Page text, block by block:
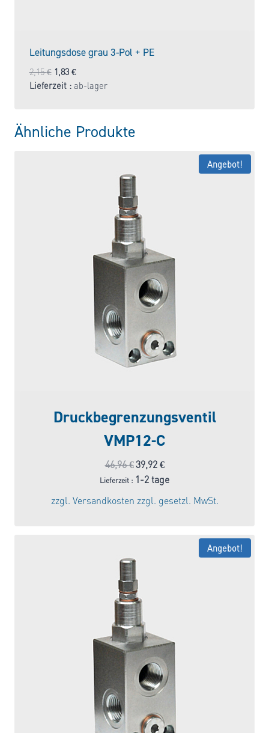
Leitungsdose grau 3-Pol + PE
2,15€ Ursprünglicher
Preis
1,83 €Aktueller
Preis
Lieferzeit : ab-lager
Ähnliche Produkte
Angebot!
Druckbegrenzungsventil
VMP12-C
46,96€Ursprünglicher
Preis
war:
46,96 €
39,92 €Aktueller
Preis
Lieferzeit : 1-2 tage
zzgl. Versandkosten zzgl. gesetzl. MwSt.
Angebot!